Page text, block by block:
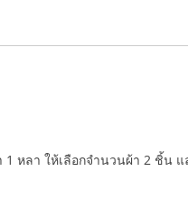
หลา ให้เลือกจำนวนผ้า 2 ชิ้น